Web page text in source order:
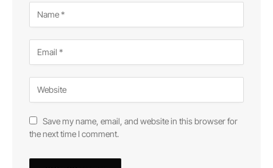
Save my name, email, and website in this browser for
the next time I comment.